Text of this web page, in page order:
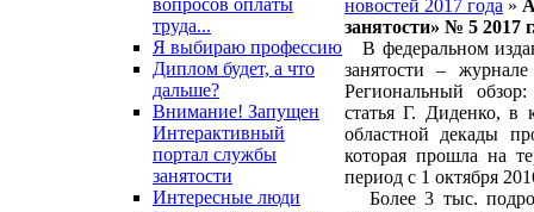
вопросов оплаты
труда...
Я выбираю профессию
Диплом будет, а что
дальше?
Внимание! Запущен
Интерактивный
портал службы
занятости
Интересные люди
новостей 2017 года »
занятости» № 5 2017
В федеральном
занятости –
Региональный
статья Г. Диденко, в
областной декады
которая прошла на
период с 1 октября
Более 3 тыс.